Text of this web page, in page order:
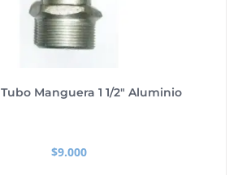
Manguera 1 1/2″ Aluminio
$9.000